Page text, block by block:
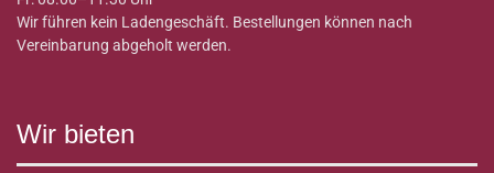
Wir führen kein Ladengeschäft. Bestellungen können nach
Vereinbarung abgeholt werden.
Wir bieten